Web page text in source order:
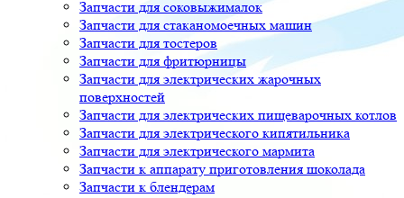
Запчасти для соковыжималок
Запчасти для стаканомоечных машин
Запчасти для тостеров
Запчасти для фритюрницы
Запчасти для электрических жарочных
поверхностей
Запчасти для электрических пищеварочных котлов
Запчасти для электрического кипятильника
Запчасти для электрического мармита
Запчасти к аппарату приготовления шоколада
Запчасти к блендерам